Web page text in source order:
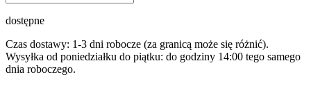
dostępne
Czas dostawy: 1-3 dni robocze (za granicą może się różnić).
Wysyłka od poniedziałku do piątku: do godziny 14:00 tego samego
dnia roboczego.